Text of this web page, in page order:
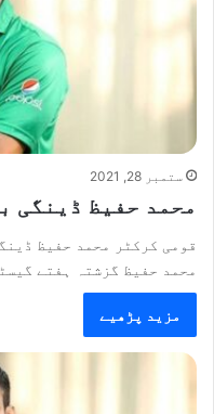
ستمبر 28, 2021
محمد حفیظ ڈینگی
قومی کرکٹر محمد حفیظ
محمد حفیظ گزشتہ ہفتے
مزید پڑھیے